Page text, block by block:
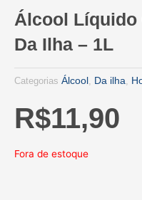
Álcool Líquido
Da Ilha – 1L
Categorias Álcool, Da ilha,
R$11,90
Fora de estoque